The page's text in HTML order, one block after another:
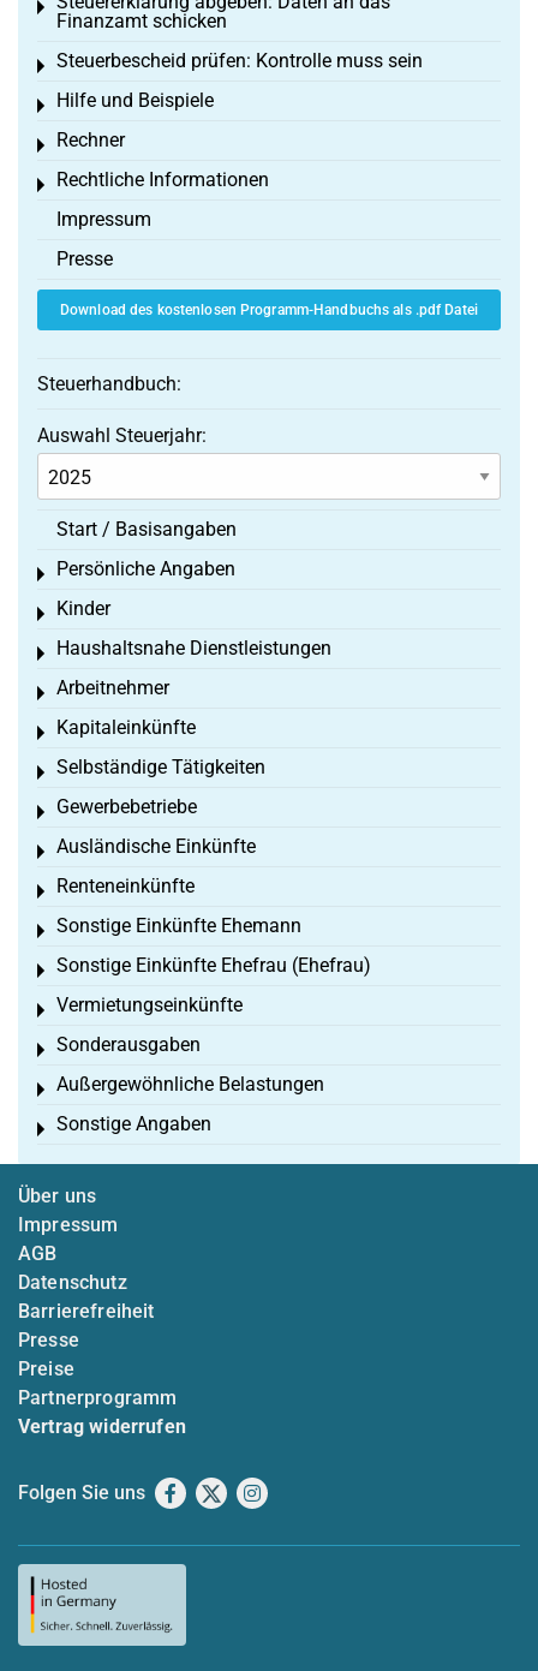
Finanzamt schicken
Toggle menu
Steuerbescheid prüfen: Kontrolle muss sein
Toggle menu
Hilfe und Beispiele
Toggle menu
Rechner
Toggle menu
Rechtliche Informationen
Toggle menu
Impressum
Presse
Download des kostenlosen Programm-Handbuchs als .pdf Datei
Steuerhandbuch:
Auswahl Steuerjahr:
Start / Basisangaben
Persönliche Angaben
Toggle menu
Kinder
Toggle menu
Haushaltsnahe Dienstleistungen
Toggle menu
Arbeitnehmer
Toggle menu
Kapitaleinkünfte
Toggle menu
Selbständige Tätigkeiten
Toggle menu
Gewerbebetriebe
Toggle menu
Ausländische Einkünfte
Toggle menu
Renteneinkünfte
Toggle menu
Sonstige Einkünfte Ehemann
Toggle menu
Sonstige Einkünfte Ehefrau (Ehefrau)
Toggle menu
Vermietungseinkünfte
Toggle menu
Sonderausgaben
Toggle menu
Außergewöhnliche Belastungen
Toggle menu
Sonstige Angaben
Toggle menu
Über uns
Impressum
AGB
Datenschutz
Barrierefreiheit
Presse
Preise
Partnerprogramm
Vertrag widerrufen
Folgen Sie uns Facebook
X Instagram